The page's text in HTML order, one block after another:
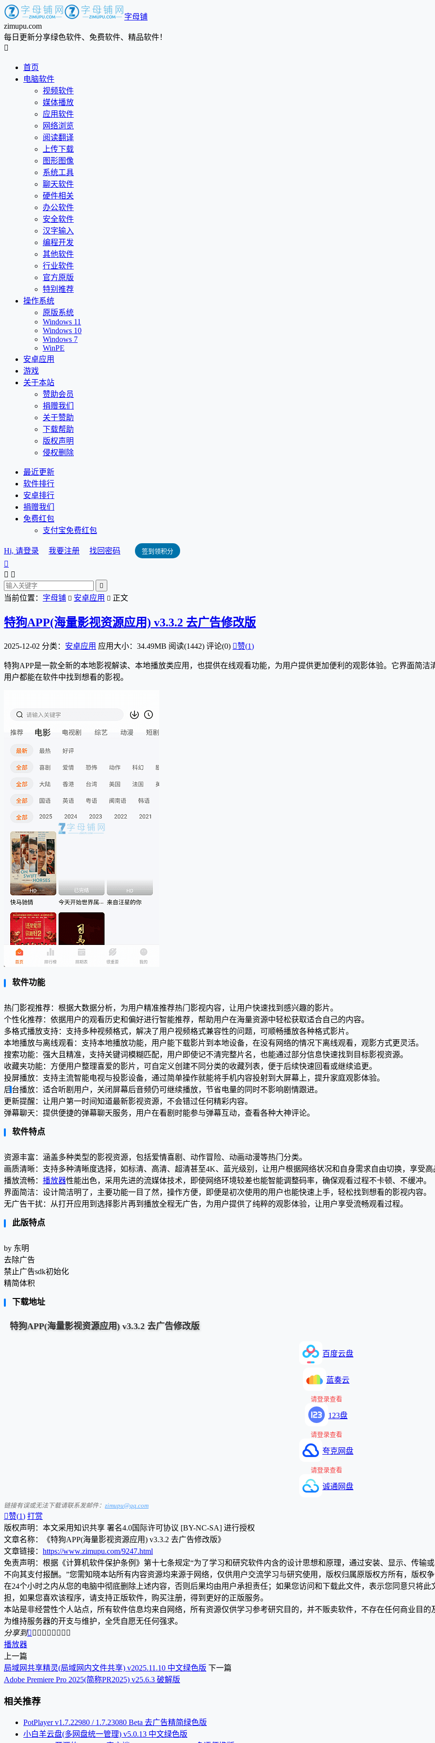
字母铺
zimupu.com
每日更新分享绿色软件、免费软件、精品软件！

首页
电脑软件
视频软件
媒体播放
应用软件
网络浏览
阅读翻译
上传下载
图形图像
系统工具
聊天软件
硬件相关
办公软件
安全软件
汉字输入
编程开发
其他软件
行业软件
官方原版
特别推荐
操作系统
原版系统
Windows 11
Windows 10
Windows 7
WinPE
安卓应用
游戏
关于本站
赞助会员
捐赠我们
关于赞助
下载帮助
版权声明
侵权删除
最近更新
软件排行
安卓排行
捐赠我们
免费红包
支付宝免费红包
Hi, 请登录 我要注册 找回密码 签到领积分

 

当前位置： 字母铺  安卓应用  正文
特狗APP(海量影视资源应用) v3.3.2 去广告修改版
2025-12-02 分类： 安卓应用 应用大小：34.49MB 阅读(1442) 评论(0) 赞(1)
特狗APP是一款全新的本地影视解读、本地播放类应用，也提供在线观看功能，为用户提供更加便利的观影体验。它界面简洁
用户都能在软件中找到想看的影视。
软件功能
热门影视推荐：根据大数据分析，为用户精准推荐热门影视内容，让用户快速找到感兴趣的影片。
个性化推荐：依据用户的观看历史和偏好进行智能推荐，帮助用户在海量资源中轻松获取适合自己的内容。
多格式播放支持：支持多种视频格式，解决了用户视频格式兼容性的问题，可顺畅播放各种格式影片。
本地播放与离线观看：支持本地播放功能，用户能下载影片到本地设备，在没有网络的情况下离线观看，观影方式更灵活。
搜索功能：强大且精准，支持关键词模糊匹配，用户即使记不清完整片名，也能通过部分信息快速找到目标影视资源。
收藏夹功能：方便用户整理喜爱的影片，可自定义创建不同分类的收藏列表，便于后续快速回看或继续追更。
投屏播放：支持主流智能电视与投影设备，通过简单操作就能将手机内容投射到大屏幕上，提升家庭观影体验。
后台播放：适合听剧用户，关闭屏幕后音频仍可继续播放，节省电量的同时不影响剧情跟进。
更新提醒：让用户第一时间知道最新影视资源，不会错过任何精彩内容。
弹幕聊天：提供便捷的弹幕聊天服务，用户在看剧时能参与弹幕互动，查看各种大神评论。
软件特点
资源丰富：涵盖多种类型的影视资源，包括爱情喜剧、动作冒险、动画动漫等热门分类。
画质清晰：支持多种清晰度选择，如标清、高清、超清甚至4K、蓝光级别，让用户根据网络状况和自身需求自由切换，享受高
播放流畅： 播放器性能出色，采用先进的流媒体技术，即使网络环境较差也能智能调整码率，确保观看过程不卡顿、不缓冲。
界面简洁：设计简洁明了，主要功能一目了然，操作方便，即便是初次使用的用户也能快速上手，轻松找到想看的影视内容。
无广告干扰：从打开应用到选择影片再到播放全程无广告，为用户提供了纯粹的观影体验，让用户享受流畅观看过程。
此版特点
by 东明
去除广告
禁止广告sdk初始化
精简体积
下载地址
特狗APP(海量影视资源应用) v3.3.2 去广告修改版
百度云盘
蓝奏云
请登录查看
123盘
请登录查看
夸克网盘
请登录查看
诚通网盘
链接有误或无法下载请联系发邮件： zimupu@qq.com
赞(1) 打赏
版权声明：本文采用知识共享 署名4.0国际许可协议 [BY-NC-SA] 进行授权
文章名称：《特狗APP(海量影视资源应用) v3.3.2 去广告修改版》
文章链接： https://www.zimupu.com/9247.html
免责声明：根据《计算机软件保护条例》第十七条规定“为了学习和研究软件内含的设计思想和原理，通过安装、显示、传输
不向其支付报酬。”您需知晓本站所有内容资源均来源于网络，仅供用户交流学习与研究使用，版权归属原版权方所有，版权
在24个小时之内从您的电脑中彻底删除上述内容，否则后果均由用户承担责任；如果您访问和下载此文件，表示您同意只将
担，如果您喜欢该程序，请支持正版软件，购买注册，得到更好的正版服务。
本站是非经营性个人站点，所有软件信息均来自网络，所有资源仅供学习参考研究目的，并不贩卖软件，不存在任何商业目
为维持服务器的开支与维护，全凭自愿无任何强求。
分享到        
播放器
上一篇
局域网共享精灵(局域网内文件共享) v2025.11.10 中文绿色版 下一篇
Adobe Premiere Pro 2025(简称PR2025) v25.6.3 破解版
相关推荐
PotPlayer v1.7.22980 / 1.7.23080 Beta 去广告精简绿色版
小白羊云盘(多网盘统一管理) v5.0.13 中文绿色版